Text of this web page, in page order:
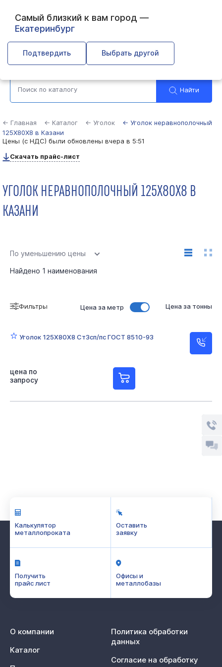
Самый близкий к вам город —
Екатеринбург
Подтвердить Выбрать другой
Казань
Найти
← Главная ← Каталог ← Уголок
← Уголок неравнополочный
125Х80Х8 в Казани
Цены (с НДС) были обновлены вчера в 5:51
Скачать прайс-лист
УГОЛОК НЕРАВНОПОЛОЧНЫЙ 125Х80Х8 В
КАЗАНИ
По уменьшению цены
Найдено 1 наименования
Фильтры Цена за метр Цена за тонны
Уголок 125Х80Х8 Ст3сп/пс ГОСТ 8510-93
цена по
запросу
Калькулятор
металлопроката
Оставить
заявку
Получить
прайс лист
Офисы и
металлобазы
О компании
Каталог
Политика обработки
данных
Согласие на обработку